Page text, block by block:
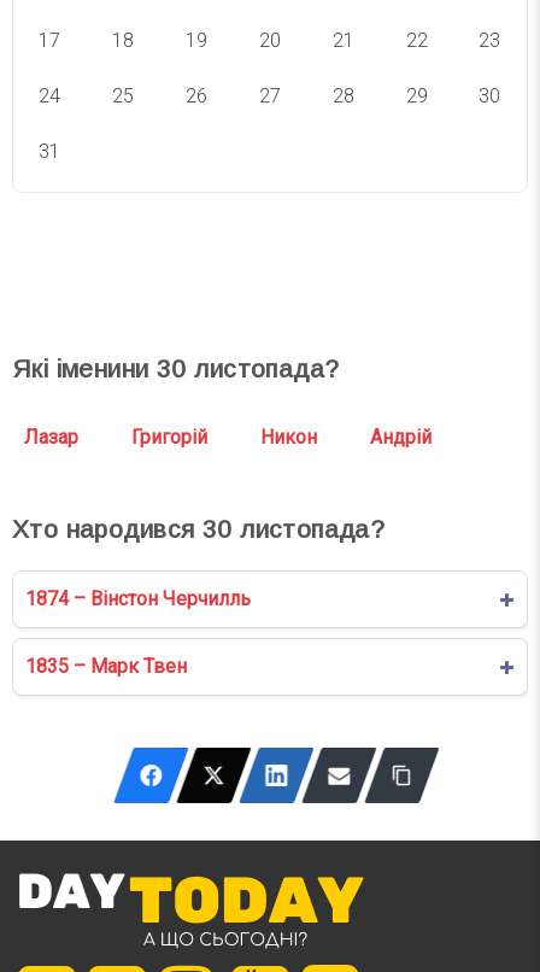
17 18 19 20 21 22 23
24 25 26 27 28 29 30
31
Які іменини 30 листопада?
Лазар Григорій Никон Андрій
Хто народився 30 листопада?
1874 – Вінстон Черчилль
1835 – Марк Твен